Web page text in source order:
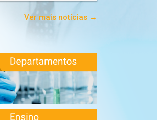
Ver mais notícias →